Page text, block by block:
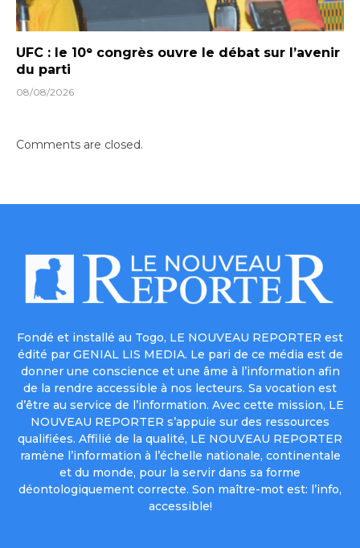
UFC : le 10ᵉ congrès ouvre le débat sur l’avenir
du parti
08/08/2026
Comments are closed.
Fondé et installé au Togo, LE NOUVEAU REPORTER est
édité par GENIAL LIS MEDIA. Le pari de ce média est de
donner une conscience et une âme à l’information afin
de la rendre accessible à nos lecteurs. Sa vocation est
d’être au service de l’information. Avec cette mission, LE
NOUVEAU REPORTER s’appuie sur des ressources
qualifiées. Affilié de la qualité, LE NOUVEAU REPORTER
ramène l’information à l’échelle nationale, continentale
et du monde, pour la servir dans sa forme
déontologiquement correcte. Son maître-mot est: l’info,
accessible!